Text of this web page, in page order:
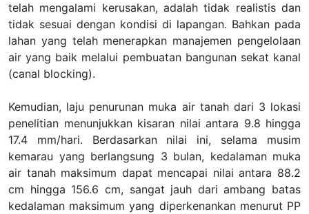
telah mengalami kerusakan, adalah tidak realistis dan
tidak sesuai dengan kondisi di lapangan. Bahkan pada
lahan yang telah menerapkan manajemen pengelolaan
air yang baik melalui pembuatan bangunan sekat kanal
(canal blocking).
Kemudian, laju penurunan muka air tanah dari 3 lokasi
penelitian menunjukkan kisaran nilai antara 9.8 hingga
17.4 mm/hari. Berdasarkan nilai ini, selama musim
kemarau yang berlangsung 3 bulan, kedalaman muka
air tanah maksimum dapat mencapai nilai antara 88.2
cm hingga 156.6 cm, sangat jauh dari ambang batas
kedalaman maksimum yang diperkenankan menurut PP